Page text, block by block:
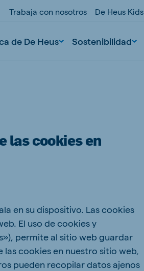
Trabaja con nosotros De Heus Kids
de De Heus Sostenibilidad
las cookies en
en su dispositivo. Las cookies
El uso de cookies y
permite al sitio web guardar
cookies en nuestro sitio web,
pueden recopilar datos ajenos